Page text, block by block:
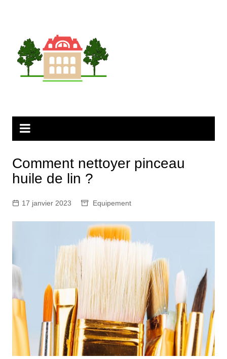
Comment nettoyer pinceau
huile de lin ?
17 janvier 2023 Equipement